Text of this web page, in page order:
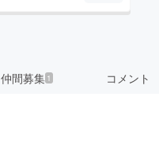
仲間募集 1 コメント